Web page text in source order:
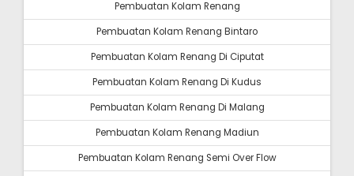
Pembuatan Kolam Renang
Pembuatan Kolam Renang Bintaro
Pembuatan Kolam Renang Di Ciputat
Pembuatan Kolam Renang Di Kudus
Pembuatan Kolam Renang Di Malang
Pembuatan Kolam Renang Madiun
Pembuatan Kolam Renang Semi Over Flow